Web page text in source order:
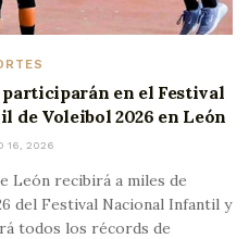
en el Festival
Voleibol 2026 en León
16, 2026
León recibirá a miles de
del Festival Nacional Infantil y
todos los récords de